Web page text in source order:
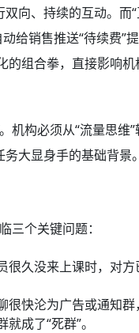
向、持续的互动。而
销售推送“待续费”
组合拳，直接影响
机构必须从“流量思
大显身手的基础背景。
个关键问题：
久没来上课时，对
快沦为广告或通知
成了“死群”。